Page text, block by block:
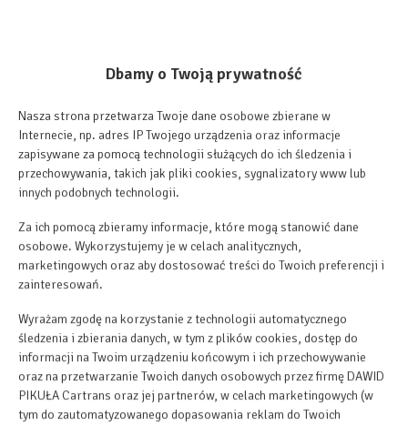
Dbamy o Twoją prywatność
Nasza strona przetwarza Twoje dane osobowe zbierane w
Internecie, np. adres IP Twojego urządzenia oraz informacje
zapisywane za pomocą technologii służących do ich śledzenia i
przechowywania, takich jak pliki cookies, sygnalizatory www lub
innych podobnych technologii.
Za ich pomocą zbieramy informacje, które mogą stanowić dane
osobowe. Wykorzystujemy je w celach analitycznych,
marketingowych oraz aby dostosować treści do Twoich preferencji i
zainteresowań.
Wyrażam zgodę na korzystanie z technologii automatycznego
śledzenia i zbierania danych, w tym z plików cookies, dostęp do
informacji na Twoim urządzeniu końcowym i ich przechowywanie
oraz na przetwarzanie Twoich danych osobowych przez firmę DAWID
PIKUŁA Cartrans oraz jej partnerów, w celach marketingowych (w
tym do zautomatyzowanego dopasowania reklam do Twoich